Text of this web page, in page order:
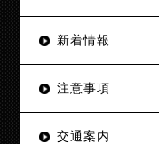
新着情報
注意事項
交通案内